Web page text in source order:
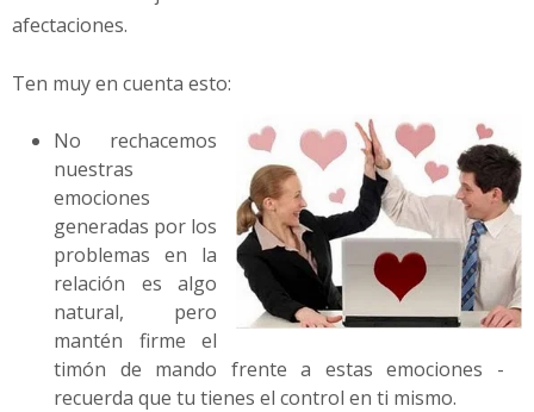
afectaciones.
Ten muy en cuenta esto:
No rechacemos
nuestras
emociones
generadas por los
problemas en la
relación es algo
natural, pero
mantén firme el
timón de mando frente a estas emociones -
recuerda que tu tienes el control en ti mismo.